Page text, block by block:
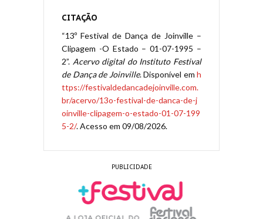
CITAÇÃO
“13º Festival de Dança de Joinville –
Clipagem -O Estado – 01-07-1995 –
2”. Acervo digital do Instituto Festival
de Dança de Joinville. Disponível em h
ttps://festivaldedancadejoinville.com.
br/acervo/13o-festival-de-danca-de-j
oinville-clipagem-o-estado-01-07-199
5-2/. Acesso em 09/08/2026.
PUBLICIDADE